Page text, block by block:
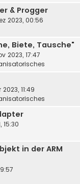
& Progger
2023, 00:56
Biete, Tausche"
2023, 17:47
2023, 11:49
15:30
in der ARM